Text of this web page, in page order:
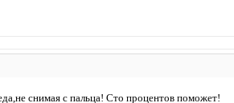
снимая с пальца! Сто процентов поможет!